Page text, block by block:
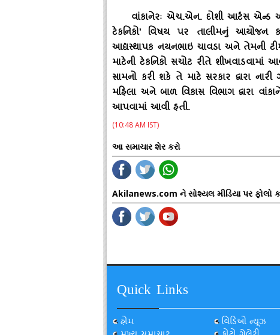
વાંકાનેરઃ એચ.એન. દોશી આર્ટસ એન્‍ડ
ટેકનિકો' વિષય પર તાલીમનું આયોજન
આદ્યસ્‍થાપક નયનભાઇ ચાવડા અને તેમની ટીમ
માટેની ટેકનિકો સચોટ રીતે શીખવાડવામાં
સામનો કરી શકે તે માટે સરકાર દ્વારા
મહિલા અને બાળ વિકાસ વિભાગ દ્વારા
આપવામાં આવી હતી.
(10:48 AM IST)
આ સમાચાર શેર કરો
Akilanews.com ને સોશ્યલ મીડિયા પર ફોલો
Quick Links
હોમ
વિડિઓ ન્યૂઝ